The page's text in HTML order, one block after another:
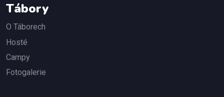
Tábory
O Táborech
Hosté
Campy
Fotogalerie